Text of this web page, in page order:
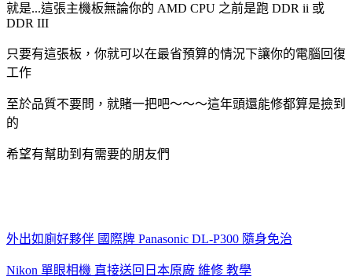
就是...這張主機板無論你的 AMD CPU 之前是跑 DDR ii 或
DDR III
只要有這張板，你就可以在最省預算的情況下讓你的電腦回復
工作
至於品質不要問，就賭一把吧～～～這年頭還能修都算是撿到
的
希望有幫助到有需要的朋友們
外出如廁好夥伴 國際牌 Panasonic DL-P300 隨身免治
Nikon 單眼相機 直接送回日本原廠 維修 教學